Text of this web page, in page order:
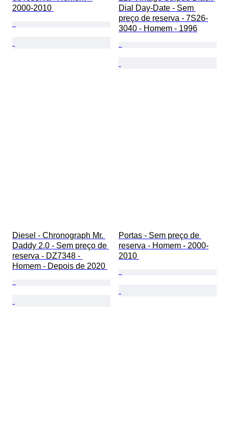
2000-2010
Dial Day-Date - Sem
preço de reserva - 7S26-
3040 - Homem - 1996
Diesel - Chronograph Mr.
Daddy 2.0 - Sem preço de
reserva - DZ7348 -
Homem - Depois de 2020
Portas - Sem preço de
reserva - Homem - 2000-
2010